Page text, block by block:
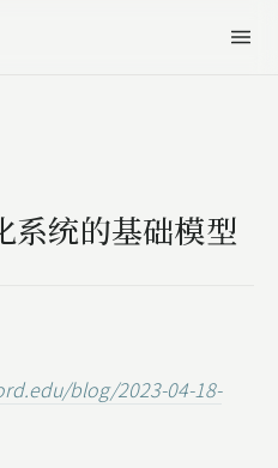
系统的基础模型
blog/2023-04-18-